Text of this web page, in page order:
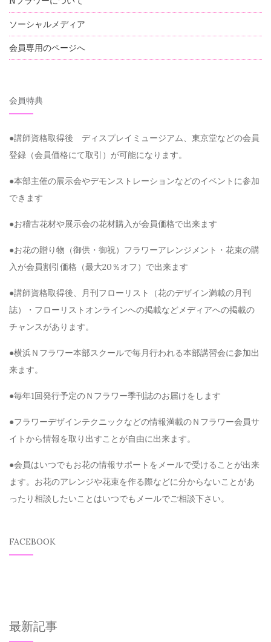
ソーシャルメディア
会員専用のページへ
会員特典
●講師資格取得後 ディスプレイミュージアム、東京堂などの会員
登録（会員価格にて取引）が可能になります。
●本部主催の展示会やデモンストレーションなどのイベントに参加
できます
●お稽古花材や展示会の花材購入が会員価格で出来ます
●お花の贈り物（御供・御祝）フラワーアレンジメント・花束の購
入が会員割引価格（最大20％オフ）で出来ます
●講師資格取得後、月刊フローリスト（花のデザイン満載の月刊
誌）・フローリストオンラインへの掲載などメディアへの掲載の
チャンスがあります。
●横浜Ｎフラワー本部スクールで毎月行われる本部講習会に参加出
来ます。
●毎年1回発行予定のＮフラワー季刊誌のお届けをします
●フラワーデザインテクニックなどの情報満載のＮフラワー会員サ
イトから情報を取り出すことが自由に出来ます。
●会員はいつでもお花の情報サポートをメールで受けることが出来
ます。お花のアレンジや花束を作る際などに分からないことがあ
ったり相談したいことはいつでもメールでご相談下さい。
FACEBOOK
最新記事